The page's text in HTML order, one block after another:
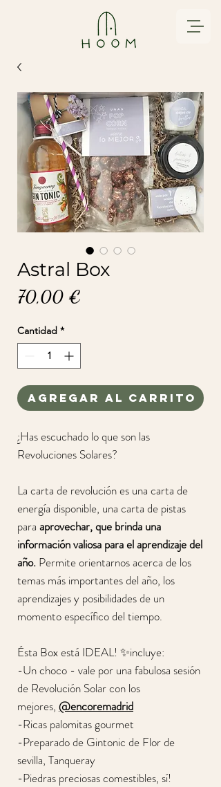
Astral Box
70,00 €
Cantidad *
Agregar al carrito
¿Has escuchado lo que son las
Revoluciones Solares?
La carta de revolución es una carta de
energía disponible, una carta de pistas
para aprovechar, que brinda una
información valiosa para el aprendizaje del
año. Permite orientarnos acerca de los
temas más importantes del año, los
aprendizajes y posibilidades de un
momento específico del tiempo.
Ésta Box está IDEAL! ✨incluye:
-Un choco - vale por una fabulosa sesión
de Revolución Solar con los
mejores, @encoremadrid
-Ricas palomitas gourmet
-Preparado de Gintonic de Flor de
sevilla, Tanqueray
-Piedras preciosas comestibles, sí!